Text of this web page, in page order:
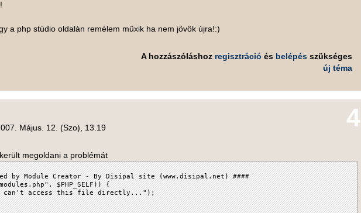
a php stúdio oldalán remélem műxik ha nem jövök újra!:)
A hozzászóláshoz regisztráció és belépésszükséges
új téma
4
Május. 12. (Szo), 13.19
megoldani a problémát
by Module Creator - By Disipal site (www.disipal.net) ####
$PHP_SELF)) {
access this file directly...");